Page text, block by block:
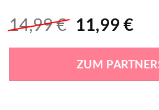
14,99€
war:
14,99 €
11,99 €
ist:
ZUM